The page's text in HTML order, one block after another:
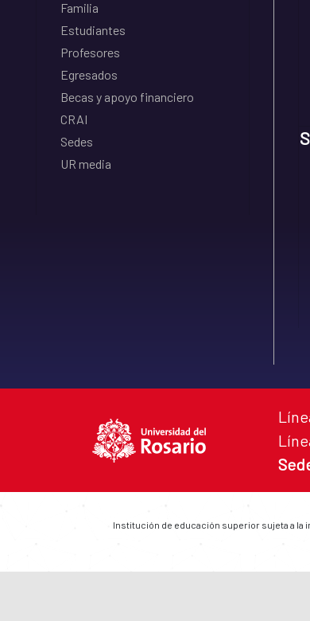
Familia
Estudiantes
Profesores
Egresados
Becas y apoyo financiero
CRAI
Sedes
UR media
Institución de educación superior sujeta a la